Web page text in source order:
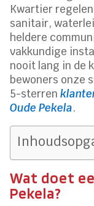
Kwartier
sanitair,
heldere
vakkundige
nooit lang in de
bewoners onze
5-sterren
Oude Pekela.
Wat doet
Pekela?